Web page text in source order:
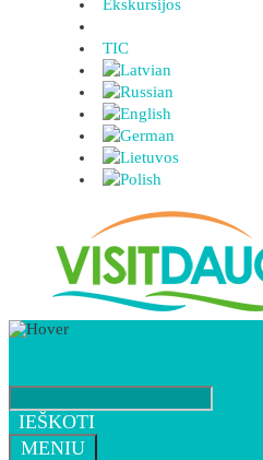
Ekskursijos
TIC
IEŠKOTI
MENIU